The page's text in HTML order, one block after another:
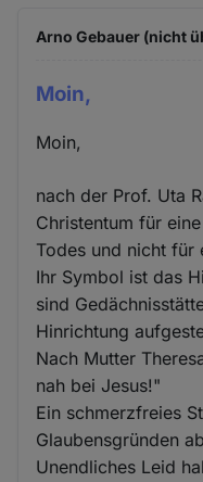
Arno Gebauer (nicht
Moin,
Moin,
nach der Prof. Uta
Christentum für
Todes und nicht für
Ihr Symbol ist das
sind
Hinrichtung
Nach Mutter
nah bei Jesus!"
Ein schmerzfreies
Glaubensgründen
Unendliches Leid